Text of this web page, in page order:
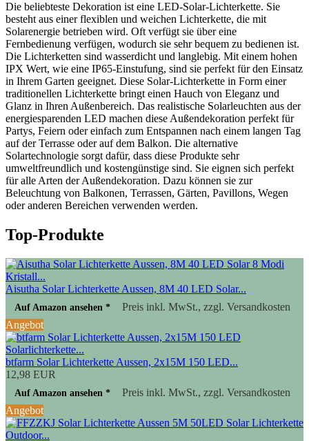
Die beliebteste Dekoration ist eine LED-Solar-Lichterkette. Sie
besteht aus einer flexiblen und weichen Lichterkette, die mit
Solarenergie betrieben wird. Oft verfügt sie über eine
Fernbedienung verfügen, wodurch sie sehr bequem zu bedienen ist.
Die Lichterketten sind wasserdicht und langlebig. Mit einem hohen
IPX Wert, wie eine IP65-Einstufung, sind sie perfekt für den Einsatz
in Ihrem Garten geeignet. Diese Solar-Lichterkette in Form einer
traditionellen Lichterkette bringt einen Hauch von Eleganz und
Glanz in Ihren Außenbereich. Das realistische Solarleuchten aus der
energiesparenden LED machen diese Außendekoration perfekt für
Partys, Feiern oder einfach zum Entspannen nach einem langen Tag
auf der Terrasse oder auf dem Balkon. Die alternative
Solartechnologie sorgt dafür, dass diese Produkte sehr
umweltfreundlich und kostengünstige sind. Sie eignen sich perfekt
für alle Arten der Außendekoration. Dazu können sie zur
Beleuchtung von Balkonen, Terrassen, Gärten, Pavillons, Wegen
oder anderen Bereichen verwenden werden.
Top-Produkte
Aisutha Solar Lichterkette Aussen, 8M 40 LED Solar...
Auf Amazon ansehen *
Preis inkl. MwSt., zzgl. Versandkosten
Angebot
btfarm Solar Lichterkette Aussen, 2x15M 150 LED...
12,98 EUR
Auf Amazon ansehen *
Preis inkl. MwSt., zzgl. Versandkosten
Angebot